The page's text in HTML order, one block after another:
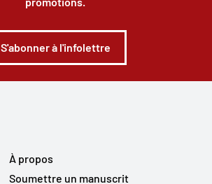
S'abonner à l'infolettre
À propos
Soumettre un manuscrit